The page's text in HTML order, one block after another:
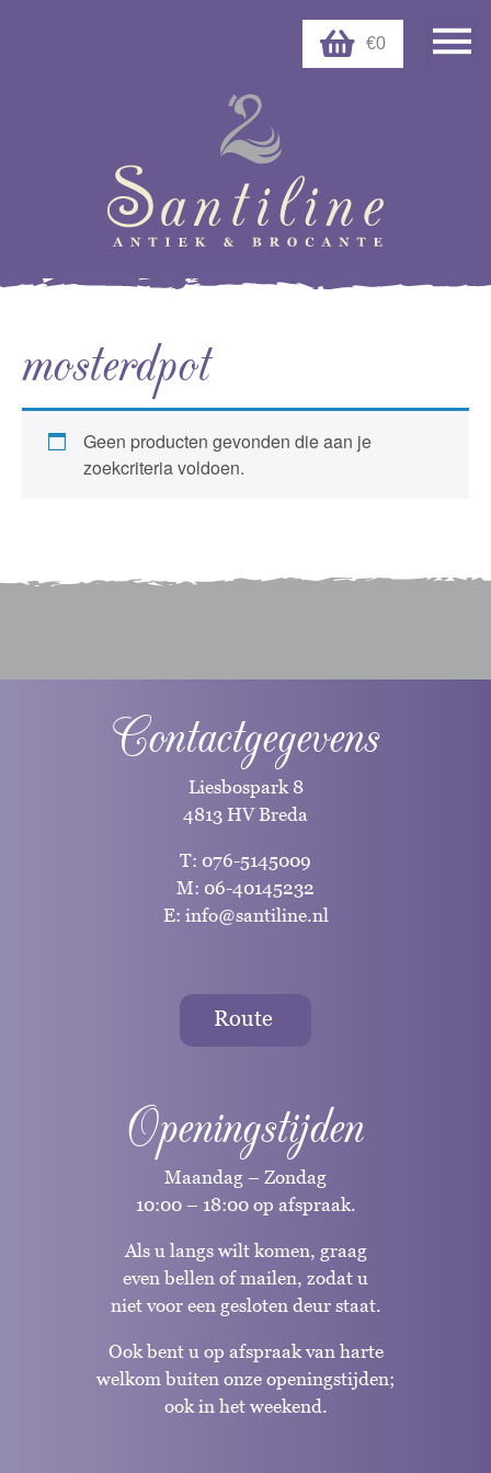
€0
mosterdpot
Geen producten gevonden die aan je
zoekcriteria voldoen.
Contactgegevens
Liesbospark 8
4813 HV Breda
T: 076-5145009
M: 06-40145232
E: info@santiline.nl
Route
Openingstijden
Maandag – Zondag
10:00 – 18:00 op afspraak.
Als u langs wilt komen, graag
even bellen of mailen, zodat u
niet voor een gesloten deur staat.
Ook bent u op afspraak van harte
welkom buiten onze openingstijden;
ook in het weekend.